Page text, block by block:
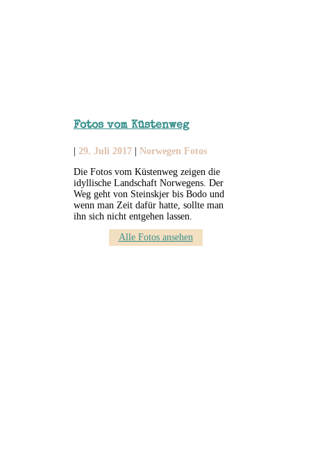
Fotos vom Küstenweg
29. Juli 2017
Norwegen Fotos
Die Fotos vom Küstenweg zeigen die
idyllische Landschaft Norwegens. Der
Weg geht von Steinskjer bis Bodo und
wenn man Zeit dafür hatte, sollte man
ihn sich nicht entgehen lassen.
Alle Fotos ansehen